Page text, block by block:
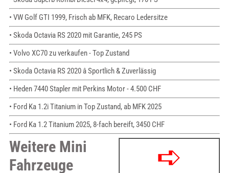
• VW Golf GTI 1999, Frisch ab MFK, Recaro Ledersitze
• Skoda Octavia RS 2020 mit Garantie, 245 PS
• Volvo XC70 zu verkaufen - Top Zustand
• Skoda Octavia RS 2020 â Sportlich & Zuverlässig
• Heden 7440 Stapler mit Perkins Motor - 4.500 CHF
• Ford Ka 1.2i Titanium in Top Zustand, ab MFK 2025
• Ford Ka 1.2 Titanium 2025, 8-fach bereift, 3450 CHF
Weitere Mini
Fahrzeuge